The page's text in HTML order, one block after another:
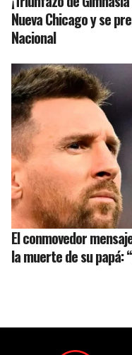
Nueva Chicago y se
Nacional
El conmovedor
la muerte de su papá: